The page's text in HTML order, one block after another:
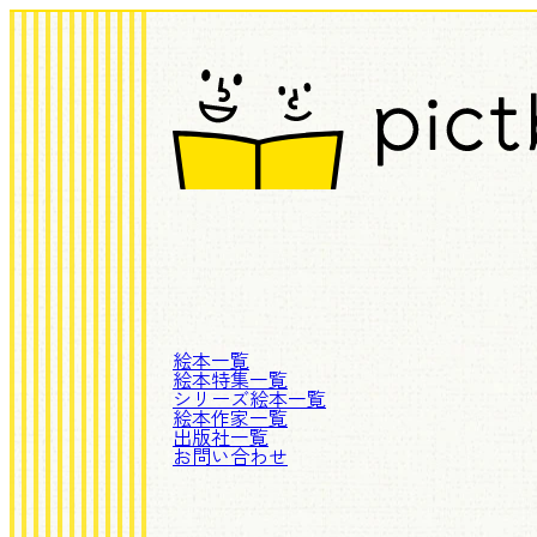
絵本一覧
絵本特集一覧
シリーズ絵本一覧
絵本作家一覧
出版社一覧
お問い合わせ